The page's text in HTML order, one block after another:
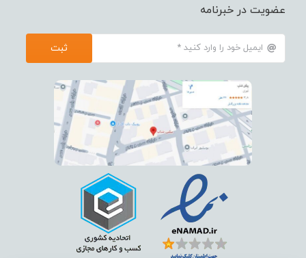
عضویت در خبرنامه
ثبت